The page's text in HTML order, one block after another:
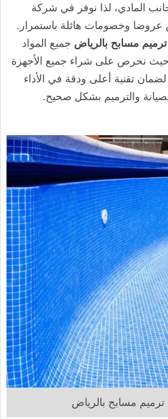
المادي، لذا نوفر في شركة
عروضا وخصومات هائلة باستمرار.
مسابح بالرياض جميع المواد
نحرص على شراء جميع الأجهزة
تقنية أعلى ودقة في الأداء
والترميم بشكل صحيح.
مسابح بالرياض